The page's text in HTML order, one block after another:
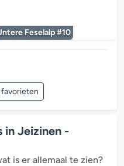
Feselalp #10
in Jeizinen -
is er allemaal te zien?